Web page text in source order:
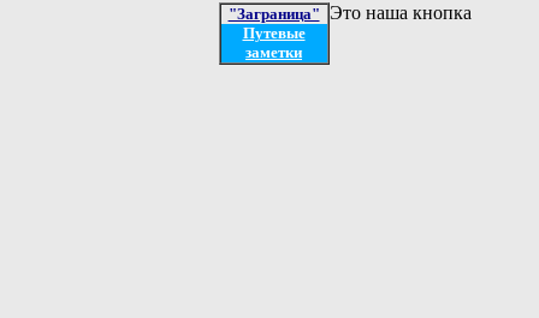
"Заграница"
Путевые
заметки
Это наша кнопка